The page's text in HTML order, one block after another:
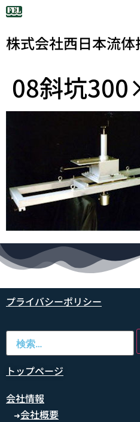
株式会社西日本流体
08斜坑
プライバシーポリシー
トップページ
会社情報
➜会社概要